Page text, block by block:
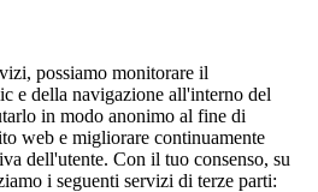
possiamo monitorare il
e della navigazione all'interno del
in modo anonimo al fine di
web e migliorare continuamente
dell'utente. Con il tuo consenso, su
i seguenti servizi di terze parti: